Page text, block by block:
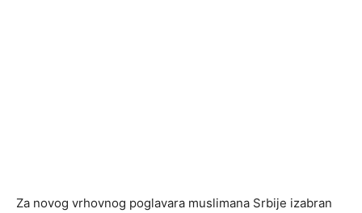
Za novog vrhovnog poglavara muslimana Srbije izabran